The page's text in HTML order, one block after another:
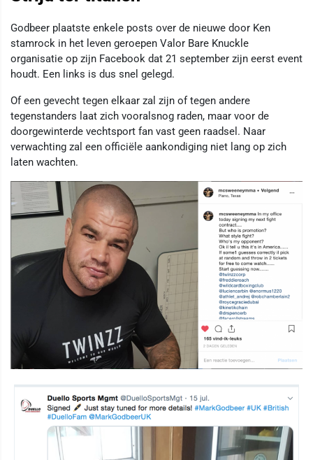
Godbeer plaatste enkele posts over de nieuwe door Ken
stamrock in het leven geroepen Valor Bare Knuckle
organisatie op zijn Facebook dat 21 september zijn eerst event
houdt. Een links is dus snel gelegd.
Of een gevecht tegen elkaar zal zijn of tegen andere
tegenstanders laat zich vooralsnog raden, maar voor de
doorgewinterde vechtsport fan vast geen raadsel. Naar
verwachting zal een officiële aankondiging niet lang op zich
laten wachten.